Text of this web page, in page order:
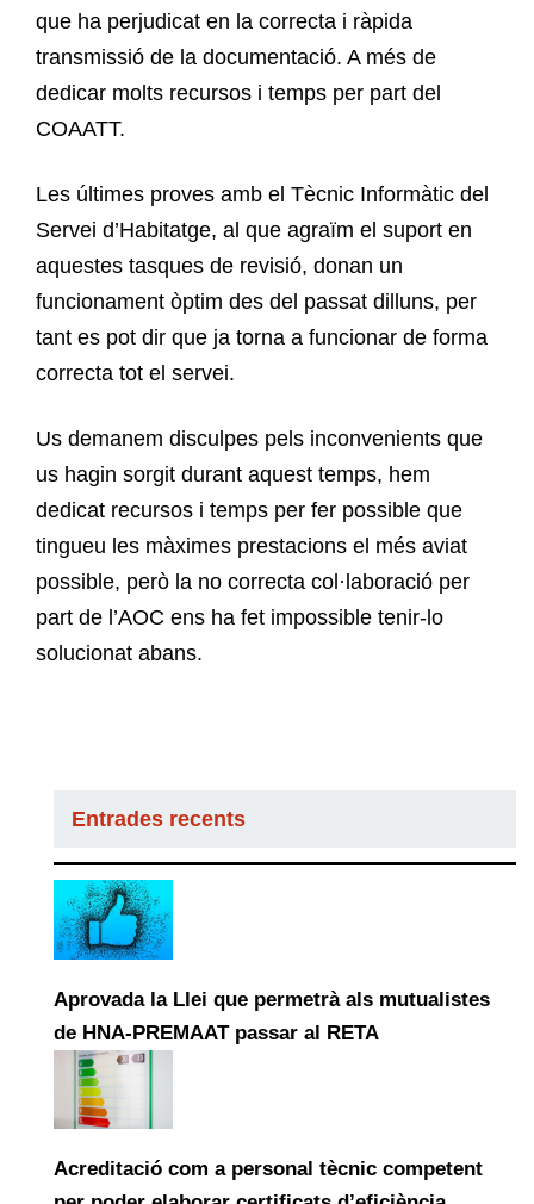
que ha perjudicat en la correcta i ràpida
transmissió de la documentació. A més de
dedicar molts recursos i temps per part del
COAATT.
Les últimes proves amb el Tècnic Informàtic del
Servei d’Habitatge, al que agraïm el suport en
aquestes tasques de revisió, donan un
funcionament òptim des del passat dilluns, per
tant es pot dir que ja torna a funcionar de forma
correcta tot el servei.
Us demanem disculpes pels inconvenients que
us hagin sorgit durant aquest temps, hem
dedicat recursos i temps per fer possible que
tingueu les màximes prestacions el més aviat
possible, però la no correcta col·laboració per
part de l’AOC ens ha fet impossible tenir-lo
solucionat abans.
Entrades recents
Aprovada la Llei que permetrà als mutualistes
de HNA-PREMAAT passar al RETA
Acreditació com a personal tècnic competent